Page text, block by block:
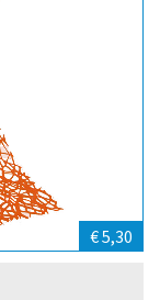
€ 5,30